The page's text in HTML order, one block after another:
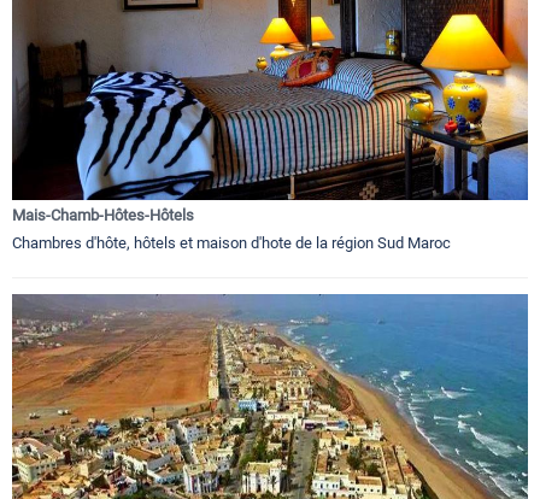
Mais-Chamb-Hôtes-Hôtels
Chambres d'hôte, hôtels et maison d'hote de la région Sud Maroc